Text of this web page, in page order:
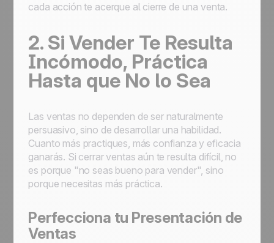
cada acción te acerque al cierre de una venta.
2. Si Vender Te Resulta
Incómodo, Práctica
Hasta que No lo Sea
Las ventas no dependen de ser naturalmente
persuasivo, sino de desarrollar una habilidad.
Cuanto más practiques, más confianza y eficacia
ganarás. Si cerrar ventas aún te resulta difícil, no
es porque "no seas bueno para vender", sino
porque necesitas más práctica.
Perfecciona tu Presentación de
Ventas